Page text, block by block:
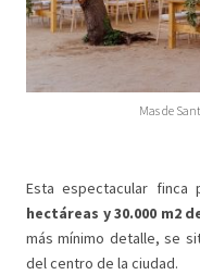
Mas de
Esta espectacular finca
hectáreas y 30.000 m2
más mínimo detalle, se
del centro de la ciudad.